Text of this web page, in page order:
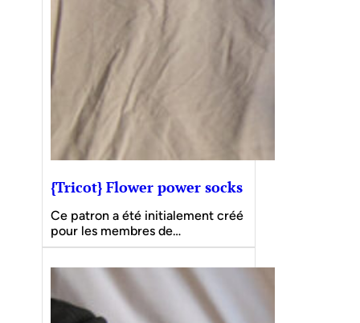
{Tricot} Flower power socks
Ce patron a été initialement créé
pour les membres de…